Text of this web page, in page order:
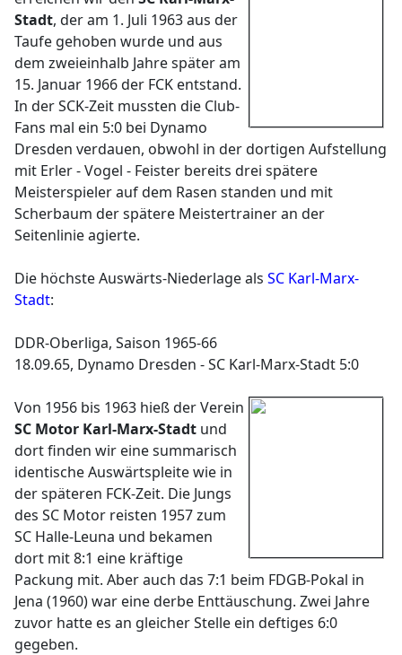
Stadt, der am 1. Juli 1963 aus der
Taufe gehoben wurde und aus
dem zweieinhalb Jahre später am
15. Januar 1966 der FCK entstand.
In der SCK-Zeit mussten die Club-
Fans mal ein 5:0 bei Dynamo
Dresden verdauen, obwohl in der dortigen Aufstellung
mit Erler - Vogel - Feister bereits drei spätere
Meisterspieler auf dem Rasen standen und mit
Scherbaum der spätere Meistertrainer an der
Seitenlinie agierte.
Die höchste Auswärts-Niederlage als SC Karl-Marx-
Stadt:
DDR-Oberliga, Saison 1965-66
18.09.65, Dynamo Dresden - SC Karl-Marx-Stadt 5:0
Von 1956 bis 1963 hieß der Verein
SC Motor Karl-Marx-Stadt und
dort finden wir eine summarisch
identische Auswärtspleite wie in
der späteren FCK-Zeit. Die Jungs
des SC Motor reisten 1957 zum
SC Halle-Leuna und bekamen
dort mit 8:1 eine kräftige
Packung mit. Aber auch das 7:1 beim FDGB-Pokal in
Jena (1960) war eine derbe Enttäuschung. Zwei Jahre
zuvor hatte es an gleicher Stelle ein deftiges 6:0
gegeben.